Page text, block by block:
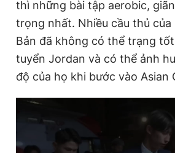
Hotline
0906 645 777
Liên hệ
0908
Đặt báo Quảng cáo RSS Tòa
Tổng biên tập: Nguyễn Ngọc Toàn
Phó tổng biên tập thường trực: Hải Thành
Phó tổng biên tập: Lâm Hiếu Dũng
Phó tổng biên tập: Trần Việt Hưng
Tổng thư ký tòa soạn: Đức Trung
thì những bài tập aerobic,
trọng nhất. Nhiều cầu thủ
Bản đã không có thể trạng
tuyển Jordan và có thể ảnh
độ của họ khi bước vào Asian